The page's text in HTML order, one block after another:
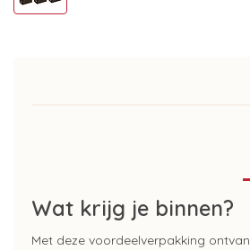
Wat krijg je binnen?
Met deze voordeelverpakking